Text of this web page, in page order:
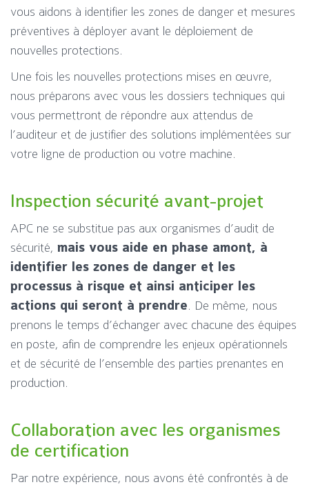
vous aidons à identifier les zones de danger et mesures
préventives à déployer avant le déploiement de
nouvelles protections.
Une fois les nouvelles protections mises en œuvre,
nous préparons avec vous les dossiers techniques qui
vous permettront de répondre aux attendus de
l’auditeur et de justifier des solutions implémentées sur
votre ligne de production ou votre machine.
Inspection sécurité avant-projet
APC ne se substitue pas aux organismes d’audit de
sécurité, mais vous aide en phase amont, à
identifier les zones de danger et les
processus à risque et ainsi anticiper les
actions qui seront à prendre. De même, nous
prenons le temps d’échanger avec chacune des équipes
en poste, afin de comprendre les enjeux opérationnels
et de sécurité de l’ensemble des parties prenantes en
production.
Collaboration avec les organismes
de certification
Par notre expérience, nous avons été confrontés à de